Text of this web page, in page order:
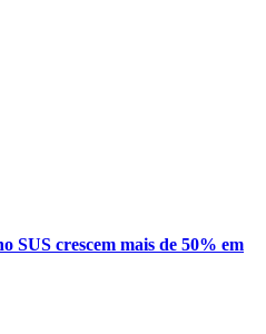
SUS crescem mais de 50% em